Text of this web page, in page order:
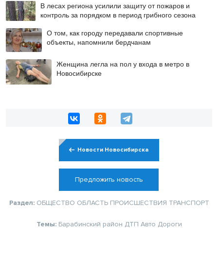
В лесах региона усилили защиту от пожаров и
контроль за порядком в период грибного сезона
О том, как городу передавали спортивные
объекты, напомнили бердчанам
Женщина легла на пол у входа в метро в
Новосибирске
Новости Новосибирска
Предложить новость
Раздел: ОБЩЕСТВО ОБЛАСТЬ ПРОИСШЕСТВИЯ ТРАНСПОРТ
Темы: Барабинский район ДТП Авто Дороги